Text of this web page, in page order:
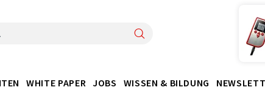
WHITE PAPER JOBS WISSEN & BILDUNG